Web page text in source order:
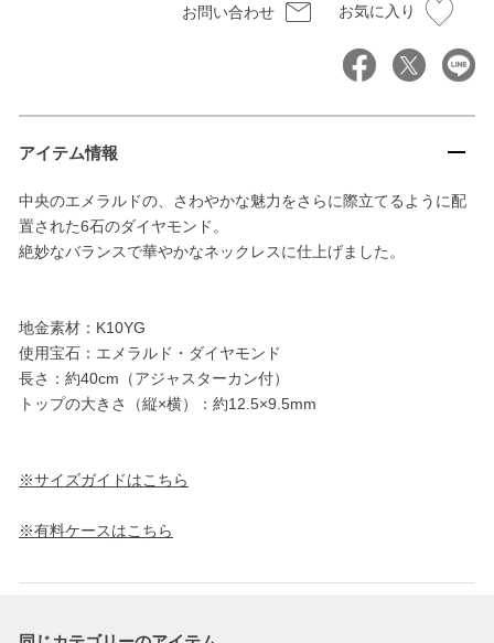
お問い合わせ お気に入り
アイテム情報
中央のエメラルドの、さわやかな魅力をさらに際立てるように配
置された6石のダイヤモンド。
絶妙なバランスで華やかなネックレスに仕上げました。
地金素材：K10YG
使用宝石：エメラルド・ダイヤモンド
長さ：約40cm（アジャスターカン付）
トップの大きさ（縦×横）：約12.5×9.5mm
※サイズガイドはこちら
※有料ケースはこちら